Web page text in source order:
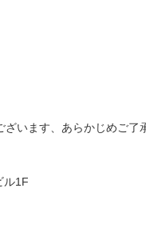
います、あらかじめご了
ル1F